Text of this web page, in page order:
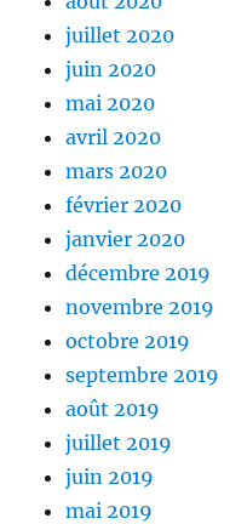
juillet 2020
juin 2020
mai 2020
avril 2020
mars 2020
février 2020
janvier 2020
décembre 2019
novembre 2019
octobre 2019
septembre 2019
août 2019
juillet 2019
juin 2019
mai 2019